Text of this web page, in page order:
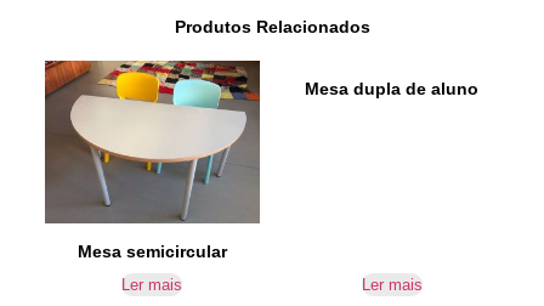
Produtos Relacionados
Mesa semicircular
Ler mais
Mesa dupla de aluno
Ler mais